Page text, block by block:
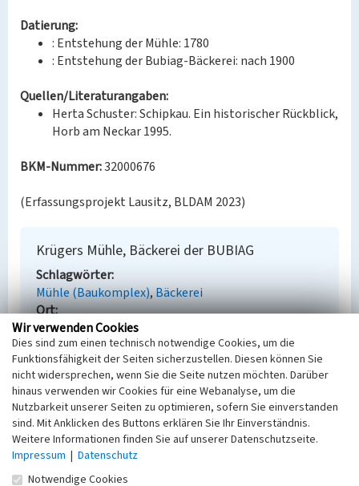
Datierung:
: Entstehung der Mühle: 1780
: Entstehung der Bubiag-Bäckerei: nach 1900
Quellen/Literaturangaben:
Herta Schuster: Schipkau. Ein historischer Rückblick,
Horb am Neckar 1995.
BKM-Nummer:32000676
(Erfassungsprojekt Lausitz, BLDAM 2023)
Krügers Mühle, Bäckerei der BUBIAG
Schlagwörter
Mühle (Baukomplex) Bäckerei
Ort
Schipkau
Fachsicht(en)
Denkmalpflege
Erfassungsmaßstab
Keine Angabe
Erfassungsmethode
Übernahme aus externer Fachdatenbank
Wir verwenden Cookies
Dies sind zum einen technisch notwendige Cookies, um die
Funktionsfähigkeit der Seiten sicherzustellen. Diesen können Sie
nicht widersprechen, wenn Sie die Seite nutzen möchten. Darüber
hinaus verwenden wir Cookies für eine Webanalyse, um die
Nutzbarkeit unserer Seiten zu optimieren, sofern Sie einverstanden
sind. Mit Anklicken des Buttons erklären Sie Ihr Einverständnis.
Weitere Informationen finden Sie auf unserer Datenschutzseite.
Impressum | Datenschutz
Notwendige Cookies